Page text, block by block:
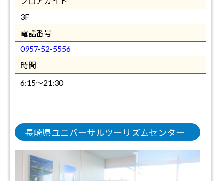
3F
電話番号
0957-52-5556
時間
6:15～21:30
長崎県ユニバーサルツーリズムセンター